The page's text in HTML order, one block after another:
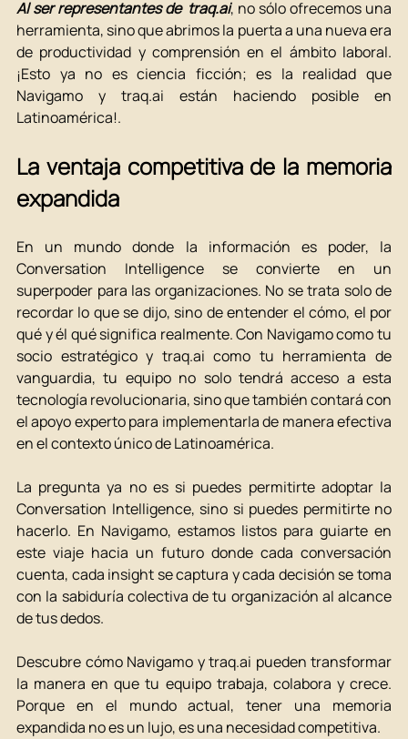
Al ser representantes de traq.ai, no sólo ofrecemos una
herramienta, sino que abrimos la puerta a una nueva era
de productividad y comprensión en el ámbito laboral.
¡Esto ya no es ciencia ficción; es la realidad que
Navigamo y traq.ai están haciendo posible en
Latinoamérica!.
La ventaja competitiva de la memoria
expandida
En un mundo donde la información es poder, la
Conversation Intelligence se convierte en un
superpoder para las organizaciones. No se trata solo de
recordar lo que se dijo, sino de entender el cómo, el por
qué y él qué significa realmente. Con Navigamo como tu
socio estratégico y traq.ai como tu herramienta de
vanguardia, tu equipo no solo tendrá acceso a esta
tecnología revolucionaria, sino que también contará con
el apoyo experto para implementarla de manera efectiva
en el contexto único de Latinoamérica.
La pregunta ya no es si puedes permitirte adoptar la
Conversation Intelligence, sino si puedes permitirte no
hacerlo. En Navigamo, estamos listos para guiarte en
este viaje hacia un futuro donde cada conversación
cuenta, cada insight se captura y cada decisión se toma
con la sabiduría colectiva de tu organización al alcance
de tus dedos.
Descubre cómo Navigamo y traq.ai pueden transformar
la manera en que tu equipo trabaja, colabora y crece.
Porque en el mundo actual, tener una memoria
expandida no es un lujo, es una necesidad competitiva.